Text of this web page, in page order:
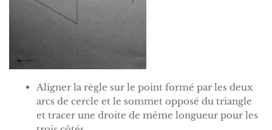
Aligner la règle sur le point formé par les deux
arcs de cercle et le sommet opposé du triangle
et tracer une droite de même longueur pour les